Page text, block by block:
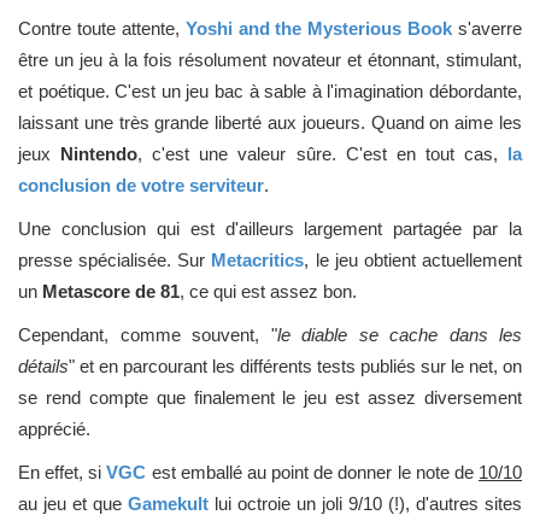
Contre toute attente, Yoshi and the Mysterious Book s'averre
être un jeu à la fois résolument novateur et étonnant, stimulant,
et poétique. C'est un jeu bac à sable à l'imagination débordante,
laissant une très grande liberté aux joueurs. Quand on aime les
jeux Nintendo, c'est une valeur sûre. C'est en tout cas, la
conclusion de votre serviteur.
Une conclusion qui est d'ailleurs largement partagée par la
presse spécialisée. Sur Metacritics, le jeu obtient actuellement
un Metascore de 81, ce qui est assez bon.
Cependant, comme souvent, "le diable se cache dans les
détails" et en parcourant les différents tests publiés sur le net, on
se rend compte que finalement le jeu est assez diversement
apprécié.
En effet, siVGC est emballé au point de donner le note de 10/10
au jeu et que Gamekult lui octroie un joli 9/10 (!), d'autres sites